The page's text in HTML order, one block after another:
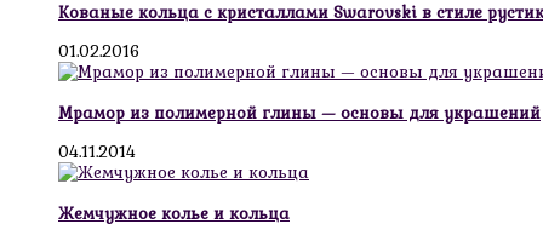
Кованые кольца с кристаллами Swarovski в стиле рустик
01.02.2016
Мрамор из полимерной глины — основы для украшений
04.11.2014
Жемчужное колье и кольца